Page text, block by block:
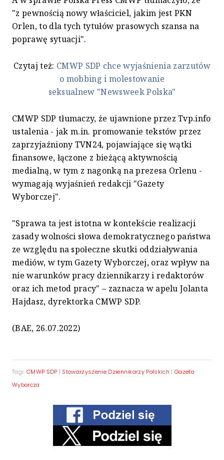
"z pewnością nowy właściciel, jakim jest PKN
Orlen, to dla tych tytułów prasowych szansa na
poprawę sytuacji".
Czytaj też: CMWP SDP chce wyjaśnienia zarzutów
o mobbing i molestowanie
seksualnew "Newsweek Polska"
CMWP SDP tłumaczy, że ujawnione przez Tvp.info
ustalenia - jak m.in. promowanie tekstów przez
zaprzyjaźniony TVN24, pojawiające się wątki
finansowe, łączone z bieżącą aktywnością
medialną, w tym z nagonką na prezesa Orlenu -
wymagają wyjaśnień redakcji "Gazety
Wyborczej".
"Sprawa ta jest istotna w kontekście realizacji
zasady wolności słowa demokratycznego państwa
ze względu na społeczne skutki oddziaływania
mediów, w tym Gazety Wyborczej, oraz wpływ na
nie warunków pracy dziennikarzy i redaktorów
oraz ich metod pracy" – zaznacza w apelu Jolanta
Hajdasz, dyrektorka CMWP SDP.
(BAE, 26.07.2022)
Tagi: CMWP SDP | Stowarzyszenie Dziennikarzy Polskich | Gazeta
Wyborcza